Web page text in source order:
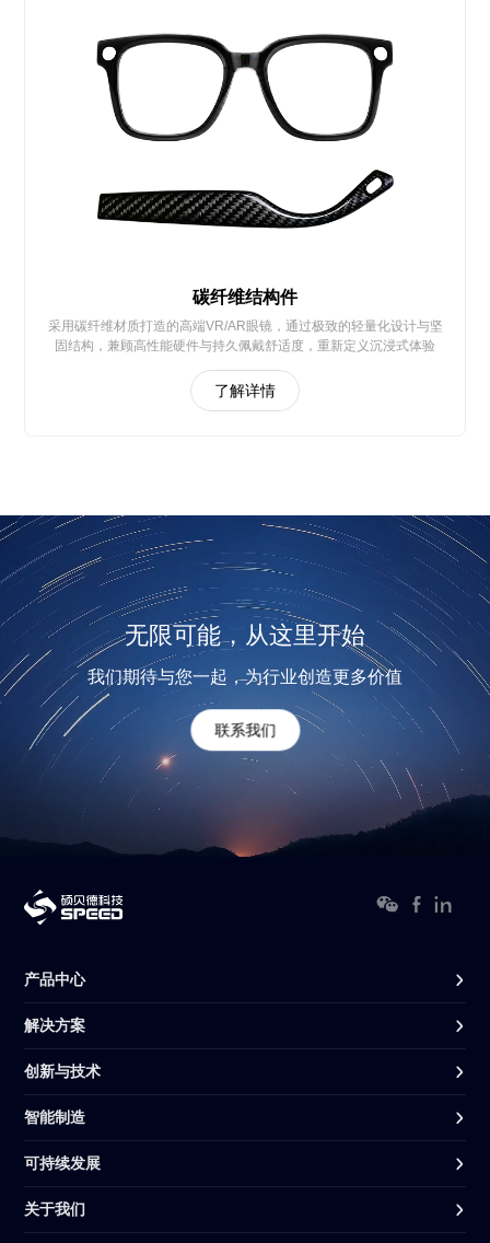
碳纤维结构件
采用碳纤维材质打造的高端VR/AR眼镜，通过极致的轻量化设计与坚
固结构，兼顾高性能硬件与持久佩戴舒适度，重新定义沉浸式体验
了解详情
无限可能，从这里开始
我们期待与您一起，为行业创造更多价值
联系我们
产品中心
解决方案
创新与技术
智能制造
可持续发展
关于我们